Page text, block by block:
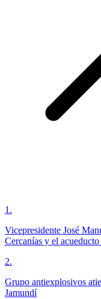
1 .
Vicepresidente José
Cercanías y el
2.
Grupo antiexplosivos
Jamundí